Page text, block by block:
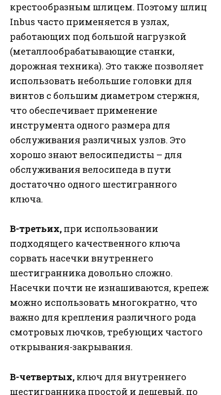
крестообразным шлицем. Поэтому шлиц
Inbus часто применяется в узлах,
работающих под большой нагрузкой
(металлообрабатывающие станки,
дорожная техника). Это также позволяет
использовать небольшие головки для
винтов с большим диаметром стержня,
что обеспечивает применение
инструмента одного размера для
обслуживания различных узлов. Это
хорошо знают велосипедисты – для
обслуживания велосипеда в пути
достаточно одного шестигранного
ключа.
В-третьих, при использовании
подходящего качественного ключа
сорвать насечки внутреннего
шестигранника довольно сложно.
Насечки почти не изнашиваются, крепеж
можно использовать многократно, что
важно для крепления различного рода
смотровых лючков, требующих частого
открывания-закрывания.
В-четвертых, ключ для внутреннего
шестигранника простой и дешевый, по